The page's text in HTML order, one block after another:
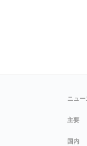
ニュ
主要
国内